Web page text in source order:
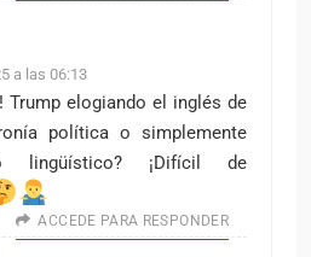
a las 06:13
Trump elogiando el inglés de
política o simplemente
lingüístico? ¡Difícil de
ACCEDE PARA RESPONDER